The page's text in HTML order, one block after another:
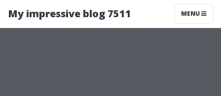
My impressive blog 7511 MENU